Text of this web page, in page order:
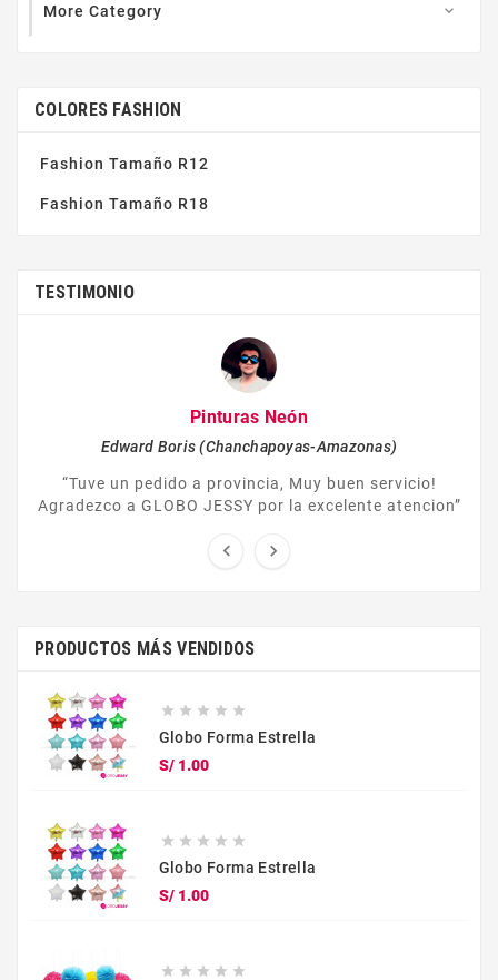
More Category 
COLORES FASHION
Fashion Tamaño R12
Fashion Tamaño R18
TESTIMONIO
Pinturas Neón
Edward Boris (Chanchapoyas-Amazonas)
“Tuve un pedido a provincia, Muy buen servicio!
Agradezco a GLOBO JESSY por la excelente atencion”
 
PRODUCTOS MÁS VENDIDOS
    
Globo Forma Estrella
S/ 1.00Precio
    
Globo Forma Estrella
S/ 1.00Precio
    